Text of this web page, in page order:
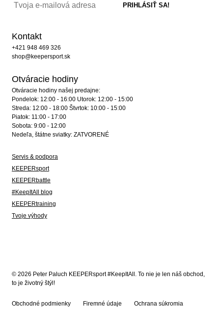
Kontakt
+421 948 469 326
shop@keepersport.sk
Otváracie hodiny
Otváracie hodiny našej predajne:
Pondelok: 12:00 - 16:00 Utorok: 12:00 - 15:00
Streda: 12:00 - 18:00 Štvrtok: 10:00 - 15:00
Piatok: 11:00 - 17:00
Sobota: 9:00 - 12:00
Nedeľa, štátne sviatky: ZATVORENÉ
Servis & podpora
KEEPERsport
KEEPERbattle
#KeepItAll blog
KEEPERtraining
Tvoje výhody
© 2026 Peter Paluch KEEPERsport #KeepItAll. To nie je len náš obchod,
to je životný štýl!
Obchodné podmienky Firemné údaje Ochrana súkromia